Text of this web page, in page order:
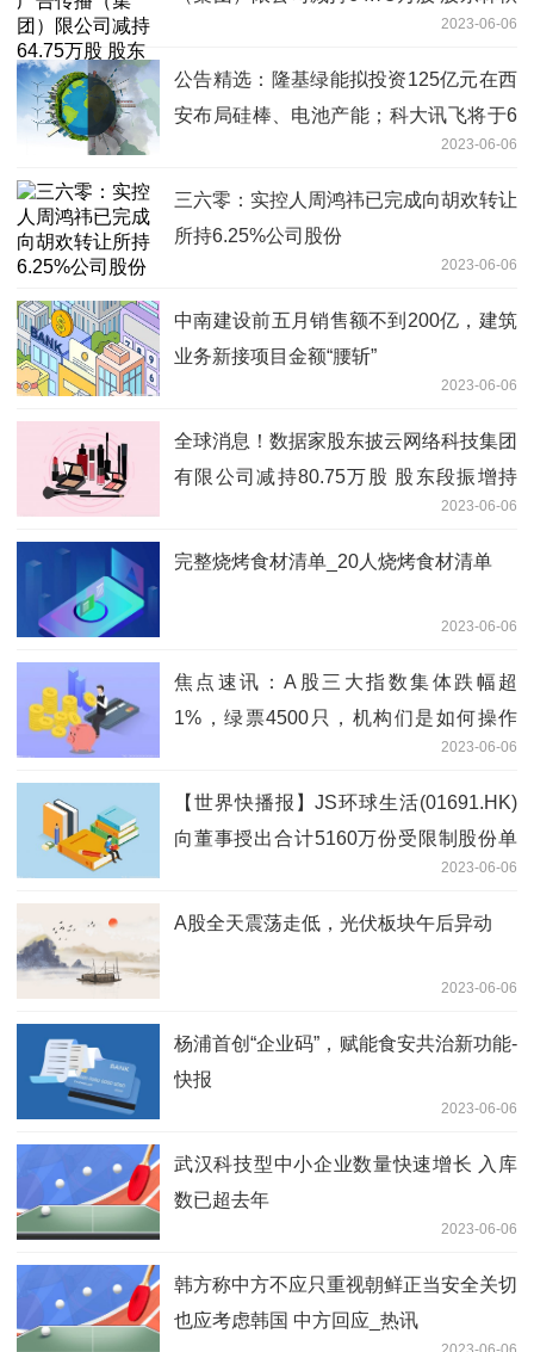
2023-06-06
公告精选：隆基绿能拟投资125亿元在西
安布局硅棒、电池产能；科大讯飞将于6
月9日发布“讯飞星火认知大模型”V1.5 世
界聚焦
2023-06-06
三六零：实控人周鸿祎已完成向胡欢转让
所持6.25%公司股份
2023-06-06
中南建设前五月销售额不到200亿，建筑
业务新接项目金额“腰斩”
2023-06-06
全球消息！数据家股东披云网络科技集团
有限公司减持80.75万股 股东段振增持
2023-06-06
完整烧烤食材清单_20人烧烤食材清单
2023-06-06
焦点速讯：A股三大指数集体跌幅超
1%，绿票4500只，机构们是如何操作
2023-06-06
【世界快播报】JS环球生活(01691.HK)
向董事授出合计5160万份受限制股份单
2023-06-06
A股全天震荡走低，光伏板块午后异动
2023-06-06
杨浦首创“企业码”，赋能食安共治新功能-
快报
2023-06-06
武汉科技型中小企业数量快速增长 入库
数已超去年
2023-06-06
韩方称中方不应只重视朝鲜正当安全关切
也应考虑韩国 中方回应_热讯